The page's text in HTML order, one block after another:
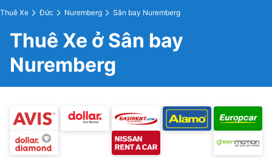
Thuê Xe Đức Nuremberg Sân bay Nuremberg
Thuê Xe ở Sân bay
Nuremberg